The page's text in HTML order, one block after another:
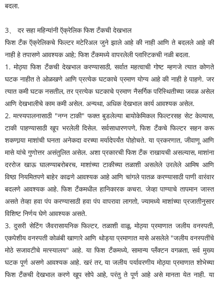
बदला.
3
दर सहा महिन्यांनी ऍक्रेलिक फिश टँकची देखभाल
फिश टँक ऍक्रेलिकचे फिल्टर मटेरिअल जुने झाले आहे की नाही आणि ते बदलले आहे की
नाही हे तपासणे आवश्यक आहे; फिश टँकमध्ये वापरलेली प्लास्टिकची नळी बदला.
1. मोठ्या फिश टँकची देखभाल करण्यासाठी, सर्वात महत्वाची गोष्ट म्हणजे त्यात कोणते
घटक नाहीत ते ओळखणे आणि प्रत्येक घटकाचे प्रमाण योग्य आहे की नाही हे पाहणे. जर
त्यात कमी घटक नसतील, तर प्रत्येक घटकाचे प्रमाण नैसर्गिक परिस्थितीच्या जवळ असेल
आणि देखभालीचे काम कमी असेल. अन्यथा, अधिक देखभाल कार्य आवश्यक असेल.
2. मत्स्यपालनासाठी "नग्न टाकी" फक्त बुडलेल्या बायोकेमिकल फिल्टरसह सेट केल्यास,
टाकी पाहण्यासाठी खूप भरलेली दिसेल. सर्वसाधारणपणे, फिश टँकचे फिल्टर सहन करू
शकणार्‍या माशांची घनता अनेकदा वरच्या मर्यादेपर्यंत पोहोचते. या प्रकरणात, जीवाणू आणि
मासे यांचे गुणोत्तर असंतुलित असेल. अशा प्रकारची फिश टँक राखायची असल्यास, माशांना
दररोज खाऊ घालण्याबरोबरच, माशांच्या टाकीच्या तळाशी असलेले उरलेले आमिष आणि
विष्ठा नियमितपणे बाहेर काढणे आवश्यक आहे आणि चांगले पातळ करण्यासाठी पाणी वारंवार
बदलणे आवश्यक आहे. फिश टँकमधील हानिकारक कचरा. जेव्हा पाण्याचे तापमान जास्त
असते तेव्हा हवा पंप करण्यासाठी हवा पंप वापरावा लागतो, ज्यामध्ये माशांच्या प्रजातीनुसार
विशिष्ट निर्णय घेणे आवश्यक असते.
3. दुसरी सेटिंग जैवरासायनिक फिल्टर, तळाशी वाळू, मोठ्या प्रमाणात जलीय वनस्पती,
एकपेशीय वनस्पती कोळंबी खाणारे आणि थोड्या प्रमाणात मासे असलेले "जलीय वनस्पतींचे
मोठे सजावटीचे मत्स्यालय" आहे. या फिश टँकमध्ये, सामान्य प्लँक्टन वगळता, सर्व मुख्य
घटक पूर्ण असणे आवश्यक आहे. खरं तर, या जलीय पर्यावरणीय मोठ्या प्रमाणात शोभेच्या
फिश टँकची देखभाल करणे खूप सोपे आहे, परंतु ते पूर्ण आहे असे मानता येत नाही. या